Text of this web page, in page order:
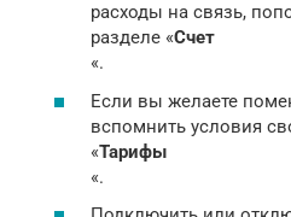
расходы на связь,
разделе «Счет
«.
Если вы желаете
вспомнить условия
«Тарифы
«.